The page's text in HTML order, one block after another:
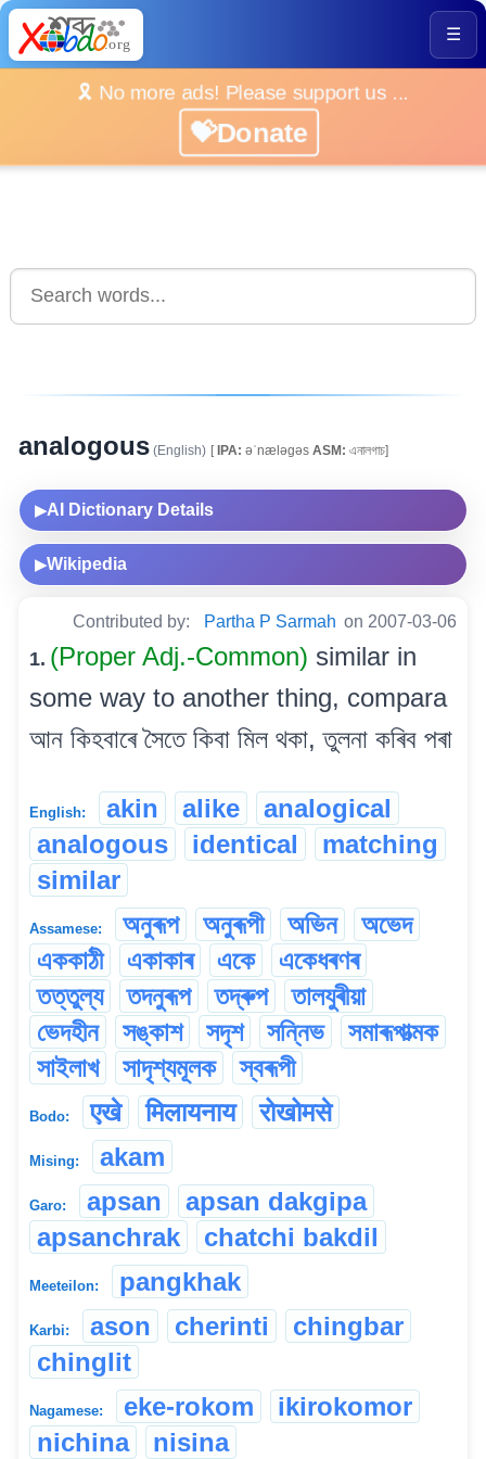
☰
🎗️ No more ads! Please support us ...
💝Donate
analogous (English) [IPA: əˈnæləgəs ASM: এনালগাচ]
▶AI Dictionary Details
▶Wikipedia
Contributed by: Partha P Sarmah on 2007-03-06
1. (Proper Adj.-Common) similar in
some way to another thing, compara
আন কিহবাৰে সৈতে কিবা মিল থকা, তুলনা কৰিব পৰা
English: akin alike
analogical
analogous
identical
matching
similar
Assamese: অনুৰূপ অনুৰূপী অভিন
অভেদ
এককাঠী
একাকাৰ একে
একেধৰণৰ
তত্তুল্য
তদনুৰূপ তদ্ৰুপ
তালযুৰীয়া
ভেদহীন
সঙ্কাশ সদৃশ সন্নিভ
সমাৰূপাত্মক
সাইলাখ
সাদৃশ্যমূলক স্বৰূপী
Bodo: एखे मिलायनाय रोखोमसे
Mising: akam
Garo: apsan
apsan dakgipa
apsanchrak
chatchi bakdil
Meeteilon: pangkhak
Karbi: ason cherinti
chingbar
chinglit
Nagamese: eke-rokom
ikirokomor
nichina
nisina